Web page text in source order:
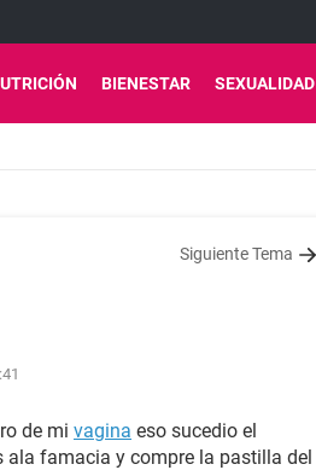
BIENESTAR SEXUALIDAD
Siguiente Tema
de mi vagina eso sucedio el
famacia y compre la pastilla del